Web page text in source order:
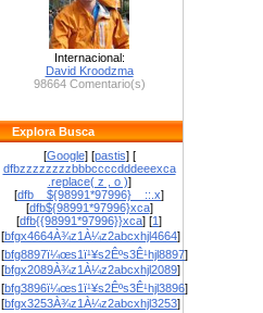
Internacional:
David Kroodzma
98664 Comentario(s)
Explora Busca
[Google] [pastis] [
dfbzzzzzzzzbbbccccdddeeexca
.replace( z , o )]
[dfb__${98991*97996}__::.x]
[dfb${98991*97996}xca]
[dfb{{98991*97996}}xca] [1]
[bfgx4664À¾z1À¼z2abcxhjl4664]
[bfg8897ï¼œs1ï¹¥s2Êºs3Ê¹hjl8897]
[bfgx2089À¾z1À¼z2abcxhjl2089]
[bfg3896ï¼œs1ï¹¥s2Êºs3Ê¹hjl3896]
[bfgx3253À¾z1À¼z2abcxhjl3253]